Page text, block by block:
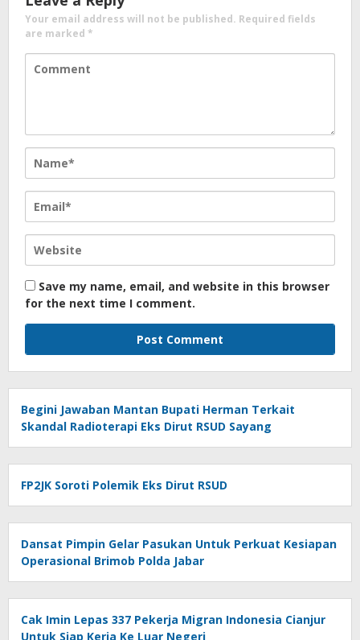
Your email address will not be published. Required fields
are marked *
Save my name, email, and website in this browser
for the next time I comment.
Begini Jawaban Mantan Bupati Herman Terkait
Skandal Radioterapi Eks Dirut RSUD Sayang
FP2JK Soroti Polemik Eks Dirut RSUD
Dansat Pimpin Gelar Pasukan Untuk Perkuat Kesiapan
Operasional Brimob Polda Jabar
Cak Imin Lepas 337 Pekerja Migran Indonesia Cianjur
Untuk Siap Kerja Ke Luar Negeri